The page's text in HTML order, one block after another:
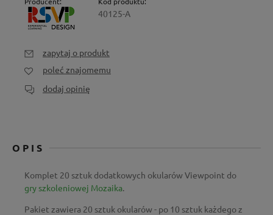
40125-A
zapytaj o produkt
poleć znajomemu
dodaj opinię
OPIS
Komplet 20 sztuk dodatkowych okularów Viewpoint do
gry szkoleniowej Mozaika
Pakiet zawiera 20 sztuk okularów - po 10 sztuk każdego z